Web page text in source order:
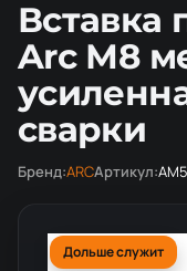
Вставка
Arc М8
сварки
Бренд:ARCАртикул:
Дольше служит